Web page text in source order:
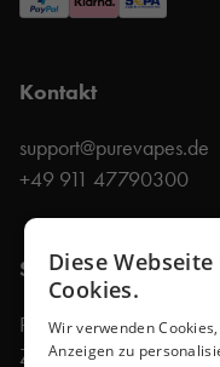
Kontakt
support@purevapes.de
+49 911 47790300
Shop
Produkte
Zubehör
Diese
Cookies.
Wir verwenden
Anzeigen zu